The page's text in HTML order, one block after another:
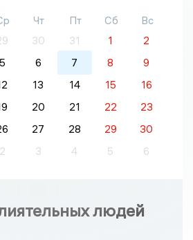
Чт Пт Сб
Вс
30 31 1
2
5 6 7 8
9
13 14 15
16
20 21 22
23
27 28 29
30
2 3 4 5 6
людей